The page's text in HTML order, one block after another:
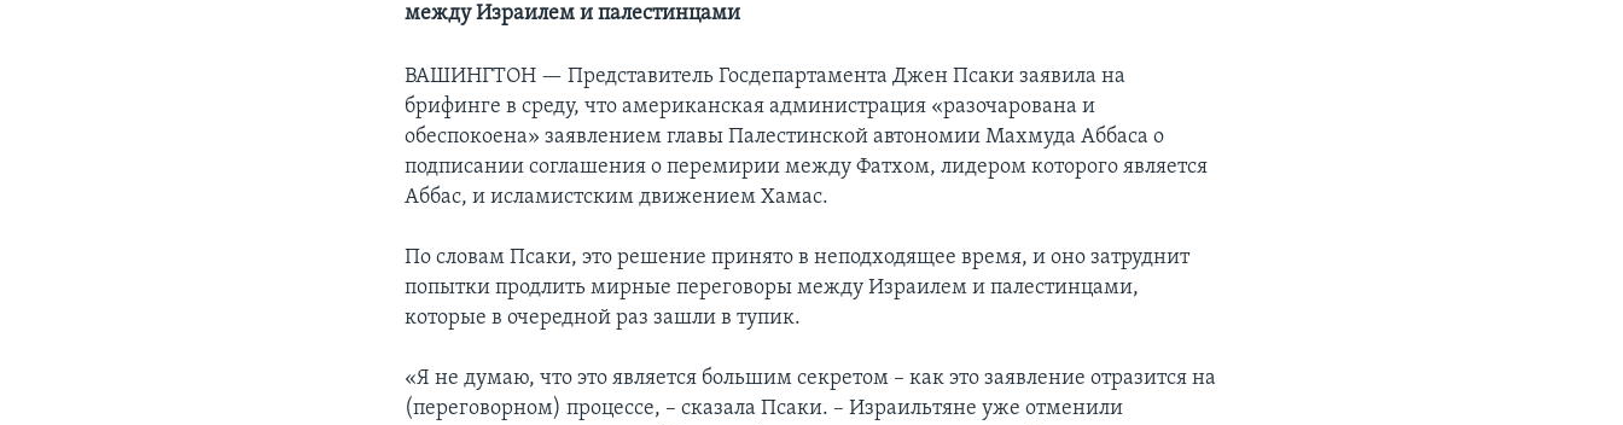
между Израилем и палестинцами
ВАШИНГТОН —Представитель Госдепартамента Джен Псаки заявила на
брифинге в среду, что американская администрация «разочарована и
обеспокоена» заявлением главы Палестинской автономии Махмуда Аббаса о
подписании соглашения о перемирии между Фатхом, лидером которого является
Аббас, и исламистским движением Хамас.
По словам Псаки, это решение принято в неподходящее время, и оно затруднит
попытки продлить мирные переговоры между Израилем и палестинцами,
которые в очередной раз зашли в тупик.
«Я не думаю, что это является большим секретом – как это заявление отразится на
(переговорном) процессе, – сказала Псаки. – Израильтяне уже отменили